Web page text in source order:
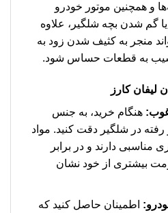
و همچنین موتور خودرو
گم شدن بچه شلگیر، علاوه
منجر به کثیف شدن زود به
به قطعات حساس شود.
لیفان کارز
هنگام خرید، به جنس
رفته در شلگیر دقت کنید. مواد
مناسبی دارند و در برابر
بیشتری از خود نشان
اطمینان حاصل کنید که